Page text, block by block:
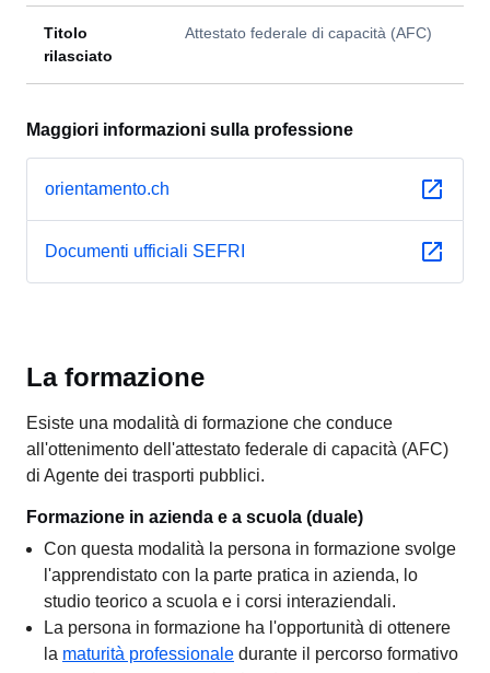
Titolo
rilasciato
Attestato federale di capacità (AFC)
Maggiori informazioni sulla professione
orientamento.ch
Documenti ufficiali SEFRI
La formazione
Esiste una modalità di formazione che conduce
all'ottenimento dell'attestato federale di capacità (AFC)
di Agente dei trasporti pubblici.
Formazione in azienda e a scuola (duale)
Con questa modalità la persona in formazione svolge
l'apprendistato con la parte pratica in azienda, lo
studio teorico a scuola e i corsi interaziendali.
La persona in formazione ha l'opportunità di ottenere
la maturità professionale durante il percorso formativo